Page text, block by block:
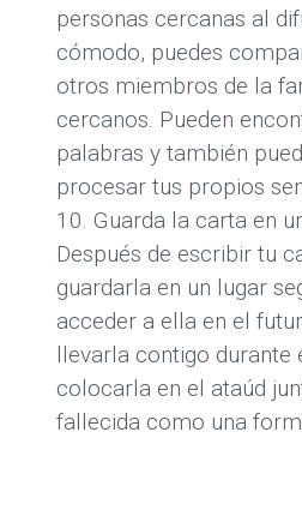
personas cercanas al
cómodo, puedes
otros miembros de la
cercanos. Pueden
palabras y también
procesar tus propios
Guarda la carta en
Después de escribir tu
guardarla en un lugar
acceder a ella en el
llevarla contigo durante
colocarla en el ataúd
fallecida como una